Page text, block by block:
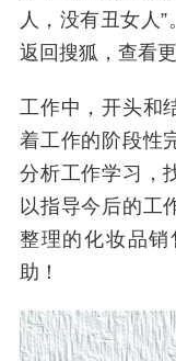
人，没有丑女人
返回搜狐，查看
工作中，开头和
着工作的阶段性
分析工作学习，
以指导今后的工
整理的化妆品
助！